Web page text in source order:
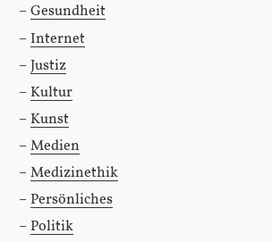
Gesundheit
Internet
Justiz
Kultur
Kunst
Medien
Medizinethik
Persönliches
Politik